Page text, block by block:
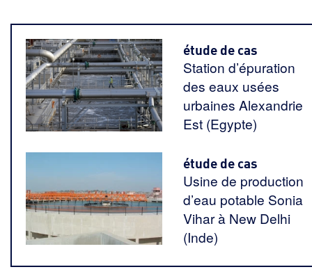
étude de cas
Station d’épuration
des eaux usées
urbaines Alexandrie
Est (Egypte)
étude de cas
Usine de production
d’eau potable Sonia
Vihar à New Delhi
(Inde)